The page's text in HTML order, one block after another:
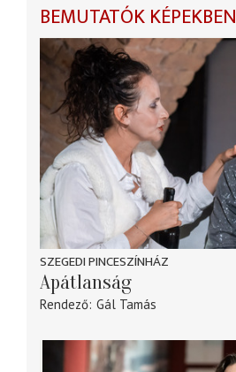
BEMUTATÓK KÉPEKBEN
SZEGEDI PINCESZÍNHÁZ
Apátlanság
Rendező Gál Tamás